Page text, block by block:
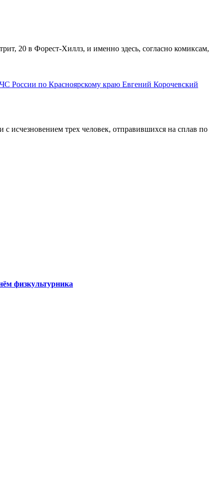
20 в Форест-Хиллз, и именно здесь, согласно комиксам,
России по Красноярскому краю Евгений Корочевский
исчезновением трех человек, отправившихся на сплав по
физкультурника